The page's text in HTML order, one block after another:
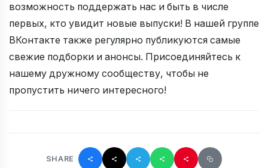
возможность поддержать нас и быть в числе
первых, кто увидит новые выпуски! В нашей группе
ВКонтакте также регулярно публикуются самые
свежие подборки и анонсы. Присоединяйтесь к
нашему дружному сообществу, чтобы не
пропустить ничего интересного!
SHARE